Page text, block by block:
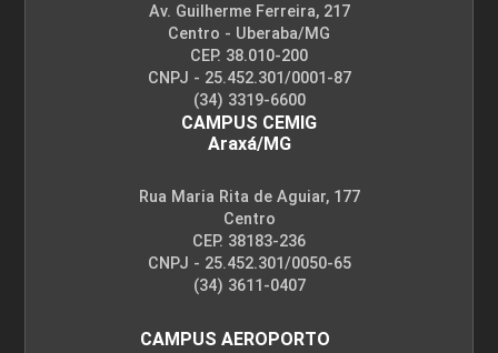
Av. Guilherme Ferreira, 217
Centro - Uberaba/MG
CEP. 38.010-200
CNPJ - 25.452.301/0001-87
(34) 3319-6600
CAMPUS CEMIG
Araxá/MG
Rua Maria Rita de Aguiar, 177
Centro
CEP. 38183-236
CNPJ - 25.452.301/0050-65
(34) 3611-0407
CAMPUS AEROPORTO